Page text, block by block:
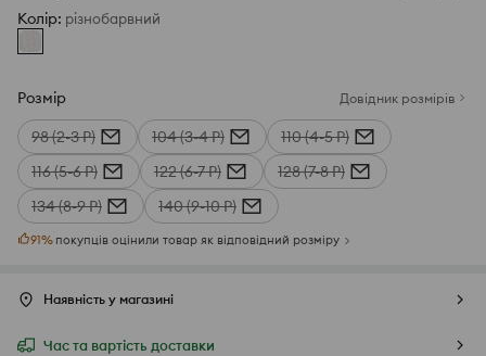
Колір: різнобарвний
Розмір Довідник розмірів
98 (2-3 Р) 104 (3-4 Р)
110 (4-5 Р)
116 (5-6 Р)
122 (6-7 Р)
128 (7-8 Р)
134 (8-9 Р)
140 (9-10 Р)
91% покупців оцінили товар як відповідний розміру
Наявність у магазині
Час та вартість доставки